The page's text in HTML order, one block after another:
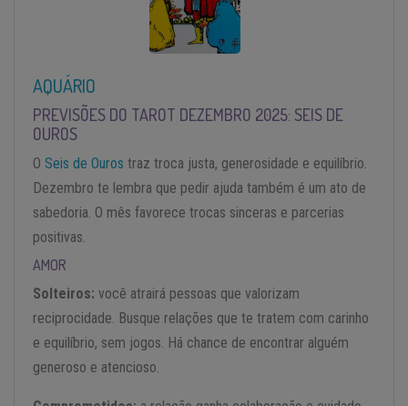
AQUÁRIO
PREVISÕES DO TAROT DEZEMBRO 2025: SEIS DE
OUROS
O Seis de Ouros traz troca justa, generosidade e equilíbrio.
Dezembro te lembra que pedir ajuda também é um ato de
sabedoria. O mês favorece trocas sinceras e parcerias
positivas.
AMOR
Solteiros: você atrairá pessoas que valorizam
reciprocidade. Busque relações que te tratem com carinho
e equilíbrio, sem jogos. Há chance de encontrar alguém
generoso e atencioso.